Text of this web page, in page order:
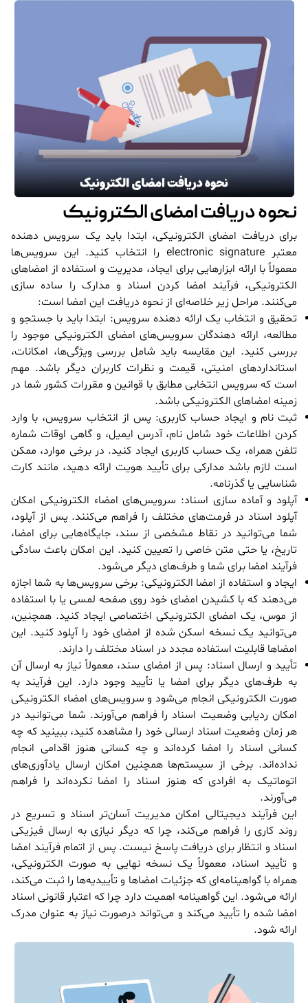
نحوه دریافت امضای الکترونیک
برای دریافت امضای الکترونیکی، ابتدا باید یک سرویس دهنده
معتبر electronic signature را انتخاب کنید. این سرویس‌ها
معمولاً با ارائه ابزارهایی برای ایجاد، مدیریت و استفاده از امضاهای
الکترونیکی، فرآیند امضا کردن اسناد و مدارک را ساده سازی
می‌کنند. مراحل زیر خلاصه‌ای از نحوه دریافت این امضا است:
تحقیق و انتخاب یک ارائه دهنده سرویس: ابتدا باید با جستجو و
مطالعه، ارائه دهندگان سرویس‌های امضای الکترونیکی موجود را
بررسی کنید. این مقایسه باید شامل بررسی ویژگی‌ها، امکانات،
استانداردهای امنیتی، قیمت و نظرات کاربران دیگر باشد. مهم
است که سرویس انتخابی مطابق با قوانین و مقررات کشور شما در
زمینه امضاهای الکترونیکی باشد.
ثبت نام و ایجاد حساب کاربری: پس از انتخاب سرویس، با وارد
کردن اطلاعات خود شامل نام، آدرس ایمیل، و گاهی اوقات شماره
تلفن همراه، یک حساب کاربری ایجاد کنید. در برخی موارد، ممکن
است لازم باشد مدارکی برای تأیید هویت ارائه دهید، مانند کارت
شناسایی یا گذرنامه.
آپلود و آماده سازی اسناد: سرویس‌های امضاء الکترونیکی امکان
آپلود اسناد در فرمت‌های مختلف را فراهم می‌کنند. پس از آپلود،
شما می‌توانید در نقاط مشخصی از سند، جایگاه‌هایی برای امضا،
تاریخ، یا حتی متن خاصی را تعیین کنید. این امکان باعث سادگی
فرآیند امضا برای شما و طرف‌های دیگر می‌شود.
ایجاد و استفاده از امضا الکترونیکی: برخی سرویس‌ها به شما اجازه
می‌دهند که با کشیدن امضای خود روی صفحه لمسی یا با استفاده
از موس، یک امضای الکترونیکی اختصاصی ایجاد کنید. همچنین،
می‌توانید یک نسخه اسکن شده از امضای خود را آپلود کنید. این
امضاها قابلیت استفاده مجدد در اسناد مختلف را دارند.
تأیید و ارسال اسناد: پس از امضای سند، معمولاً نیاز به ارسال آن
به طرف‌های دیگر برای امضا یا تأیید وجود دارد. این فرآیند به
صورت الکترونیکی انجام می‌شود و سرویس‌های امضاء الکترونیکی
امکان ردیابی وضعیت اسناد را فراهم می‌آورند. شما می‌توانید در
هر زمان وضعیت اسناد ارسالی خود را مشاهده کنید، ببینید که چه
کسانی اسناد را امضا کرده‌اند و چه کسانی هنوز اقدامی انجام
نداده‌اند. برخی از سیستم‌ها همچنین امکان ارسال یادآوری‌های
اتوماتیک به افرادی که هنوز اسناد را امضا نکرده‌اند را فراهم
می‌آورند.
این فرآیند دیجیتالی امکان مدیریت آسان‌تر اسناد و تسریع در
روند کاری را فراهم می‌کند، چرا که دیگر نیازی به ارسال فیزیکی
اسناد و انتظار برای دریافت پاسخ نیست. پس از اتمام فرآیند امضا
و تأیید اسناد، معمولاً یک نسخه نهایی به صورت الکترونیکی،
همراه با گواهینامه‌ای که جزئیات امضاها و تأییدیه‌ها را ثبت می‌کند،
ارائه می‌شود. این گواهینامه اهمیت دارد چرا که اعتبار قانونی اسناد
امضا شده را تأیید می‌کند و می‌تواند درصورت نیاز به عنوان مدرک
ارائه شود.